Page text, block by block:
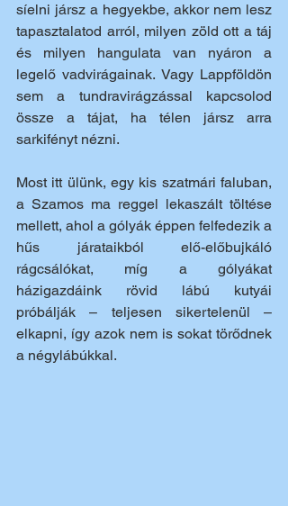
síelni jársz a hegyekbe, akkor nem lesz
tapasztalatod arról, milyen zöld ott a táj
és milyen hangulata van nyáron a
legelő vadvirágainak. Vagy Lappföldön
sem a tundravirágzással kapcsolod
össze a tájat, ha télen jársz arra
sarkifényt nézni.
Most itt ülünk, egy kis szatmári faluban,
a Szamos ma reggel lekaszált töltése
mellett, ahol a gólyák éppen felfedezik a
hűs járataikból elő-előbujkáló
rágcsálókat, míg a gólyákat
házigazdáink rövid lábú kutyái
próbálják – teljesen sikertelenül –
elkapni, így azok nem is sokat törődnek
a négylábúkkal.